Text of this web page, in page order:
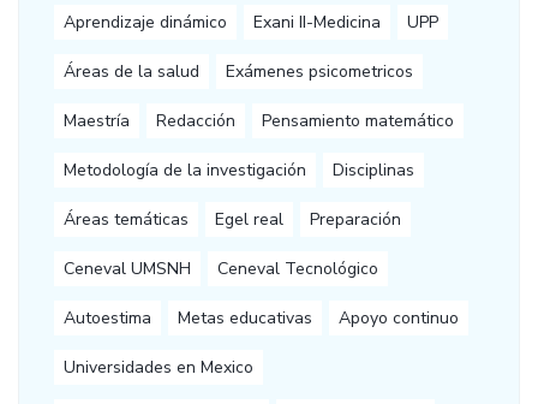
Aprendizaje dinámico Exani II-Medicina UPP
Áreas de la salud Exámenes psicometricos
Maestría Redacción Pensamiento matemático
Metodología de la investigación Disciplinas
Áreas temáticas Egel real Preparación
Ceneval UMSNH Ceneval Tecnológico
Autoestima Metas educativas Apoyo continuo
Universidades en Mexico